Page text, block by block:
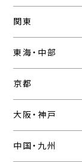
関東
東海・中部
京都
大阪・神戸
中国・九州